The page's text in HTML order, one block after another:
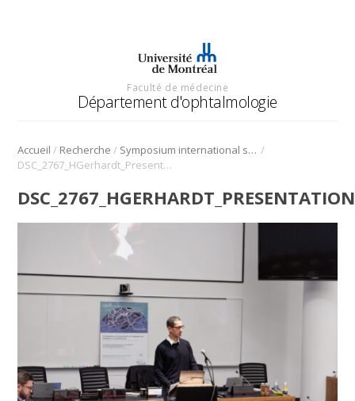
Faculté de médecine
Département d'ophtalmologie
Accueil / Recherche / Symposium international sur l’angiogenèse rétinienne et choroïdienne /
DSC_2767_HGerhardt_Presentation_Symposium_Angio_2022